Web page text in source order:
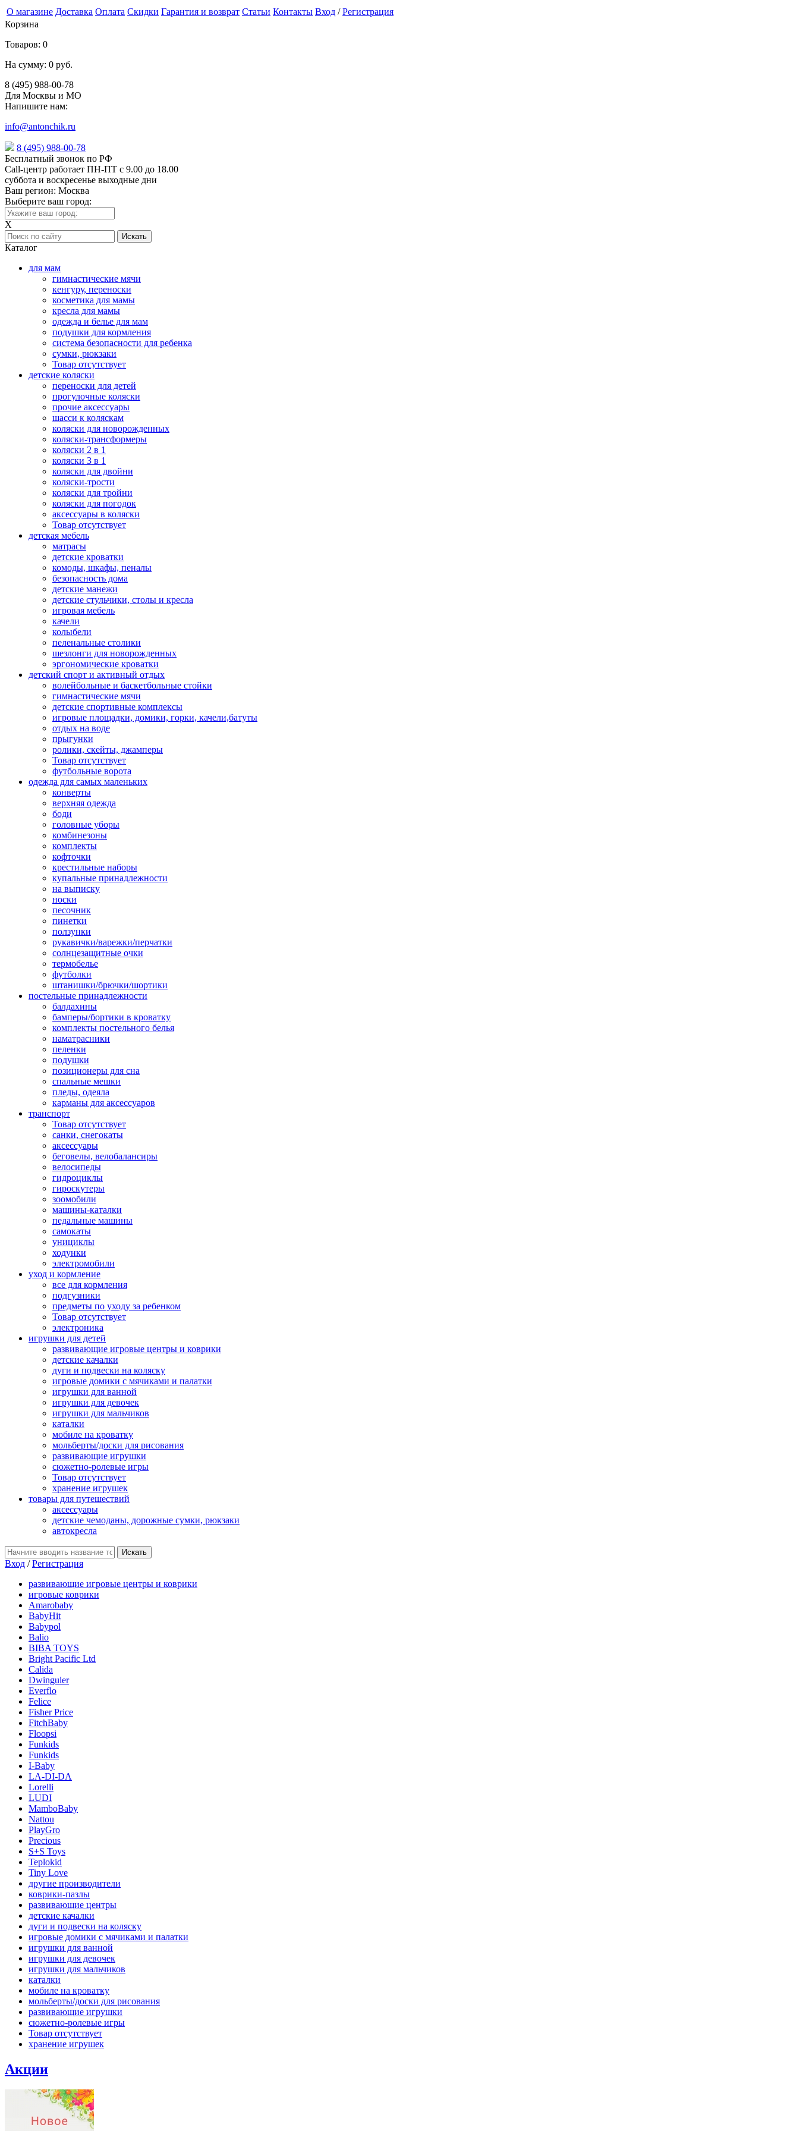
О магазине Доставка Оплата Скидки Гарантия и возврат Статьи Контакты Вход /Регистрация
Корзина
Товаров: 0
На сумму: 0 руб.
8 (495) 988-00-78
Для Москвы и МО
Напишите нам:
info@antonchik.ru
8 (495) 988-00-78
Бесплатный звонок по РФ
Call-центр работает ПН-ПТ с 9.00 до 18.00
суббота и воскресенье выходные дни
Ваш регион: Москва
Выберите ваш город:
X
Каталог
для мам
гимнастические мячи
кенгуру, переноски
косметика для мамы
кресла для мамы
одежда и белье для мам
подушки для кормления
система безопасности для ребенка
сумки, рюкзаки
Товар отсутствует
детские коляски
переноски для детей
прогулочные коляски
прочие аксессуары
шасси к коляскам
коляски для новорожденных
коляски-трансформеры
коляски 2 в 1
коляски 3 в 1
коляски для двойни
коляски-трости
коляски для тройни
коляски для погодок
аксессуары в коляски
Товар отсутствует
детская мебель
матрасы
детские кроватки
комоды, шкафы, пеналы
безопасность дома
детские манежи
детские стульчики, столы и кресла
игровая мебель
качели
колыбели
пеленальные столики
шезлонги для новорожденных
эргономические кроватки
детский спорт и активный отдых
волейбольные и баскетбольные стойки
гимнастические мячи
детские спортивные комплексы
игровые площадки, домики, горки, качели,батуты
отдых на воде
прыгунки
ролики, скейты, джамперы
Товар отсутствует
футбольные ворота
одежда для самых маленьких
конверты
верхняя одежда
боди
головные уборы
комбинезоны
комплекты
кофточки
крестильные наборы
купальные принадлежности
на выписку
носки
песочник
пинетки
ползунки
рукавички/варежки/перчатки
солнцезащитные очки
термобелье
футболки
штанишки/брючки/шортики
постельные принадлежности
балдахины
бамперы/бортики в кроватку
комплекты постельного белья
наматрасники
пеленки
подушки
позиционеры для сна
спальные мешки
пледы, одеяла
карманы для аксеcсуаров
транспорт
Товар отсутствует
санки, снегокаты
аксессуары
беговелы, велобалансиры
велосипеды
гидроциклы
гироскутеры
зоомобили
машины-каталки
педальные машины
самокаты
унициклы
ходунки
электромобили
уход и кормление
все для кормления
подгузники
предметы по уходу за ребенком
Товар отсутствует
электроника
игрушки для детей
развивающие игровые центры и коврики
детские качалки
дуги и подвески на коляску
игровые домики с мячиками и палатки
игрушки для ванной
игрушки для девочек
игрушки для мальчиков
каталки
мобиле на кроватку
мольберты/доски для рисования
развивающие игрушки
сюжетно-ролевые игры
Товар отсутствует
хранение игрушек
товары для путешествий
аксессуары
детские чемоданы, дорожные сумки, рюкзаки
автокресла
Вход /Регистрация
развивающие игровые центры и коврики
игровые коврики
Amarobaby
BabyHit
Babypol
Balio
BIBA TOYS
Bright Pacific Ltd
Calida
Dwinguler
Everflo
Felice
Fisher Price
FitchBaby
Floopsi
Funkids
Funkids
I-Baby
LA-DI-DA
Lorelli
LUDI
MamboBaby
Nattou
PlayGro
Precious
S+S Toys
Teplokid
Tiny Love
другие производители
коврики-пазлы
развивающие центры
детские качалки
дуги и подвески на коляску
игровые домики с мячиками и палатки
игрушки для ванной
игрушки для девочек
игрушки для мальчиков
каталки
мобиле на кроватку
мольберты/доски для рисования
развивающие игрушки
сюжетно-ролевые игры
Товар отсутствует
хранение игрушек
Акции